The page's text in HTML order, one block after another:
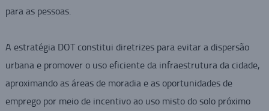
para as pessoas.
A estratégia DOT constitui diretrizes para evitar a dispersão
urbana e promover o uso eficiente da infraestrutura da cidade,
aproximando as áreas de moradia e as oportunidades de
emprego por meio de incentivo ao uso misto do solo próximo